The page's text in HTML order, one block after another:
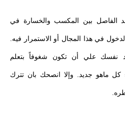
الفاصل بين المكسب والخسارة في
في هذا المجال أو الاستمرار فيه.
نفسك علي أن تكون شغوفاً بتعلم
كل ماهو جديد. وإلا انصحك بان تترك